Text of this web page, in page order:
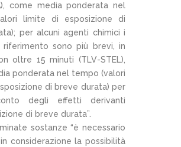
come media ponderata nel
limite di esposizione di
per alcuni agenti chimici i
sono più brevi, in
oltre 15 minuti (TLV-STEL),
ponderata nel tempo (valori
di breve durata) per
degli effetti derivanti
di breve durata”.
sostanze “è necessario
considerazione la possibilità